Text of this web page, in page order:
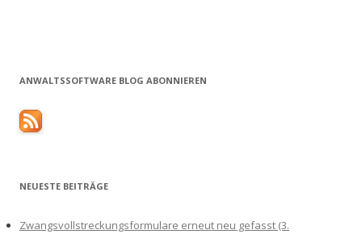
ANWALTSSOFTWARE BLOG ABONNIEREN
NEUESTE BEITRÄGE
Zwangsvollstreckungsformulare erneut neu gefasst (3.